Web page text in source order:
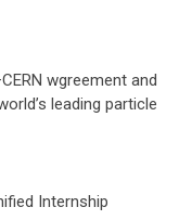
wgreement and
leading particle
Internship